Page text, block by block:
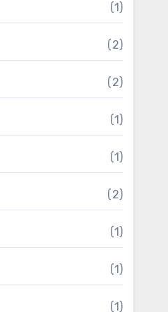
(1)
(2)
(2)
(1)
(1)
(2)
(1)
(1)
(1)